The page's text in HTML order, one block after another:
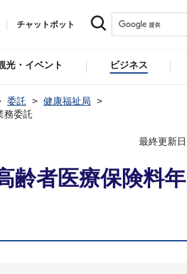
チャットボット
光・イベント ビジネス
委託
健康福祉局
務委託
最終更新
齢者医療保険料